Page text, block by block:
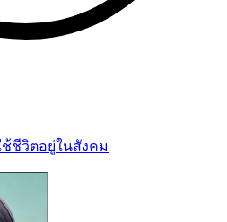
ชีวิตอยู่ในสังคม